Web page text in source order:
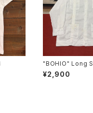
"BOHIO" Long
yabera Shirt
¥2,900